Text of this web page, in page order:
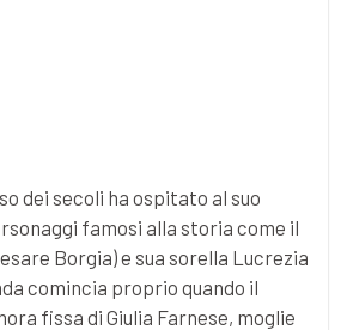
dei secoli ha ospitato al suo
famosi alla storia come il
Borgia) e sua sorella Lucrezia
comincia proprio quando il
fissa di Giulia Farnese, moglie